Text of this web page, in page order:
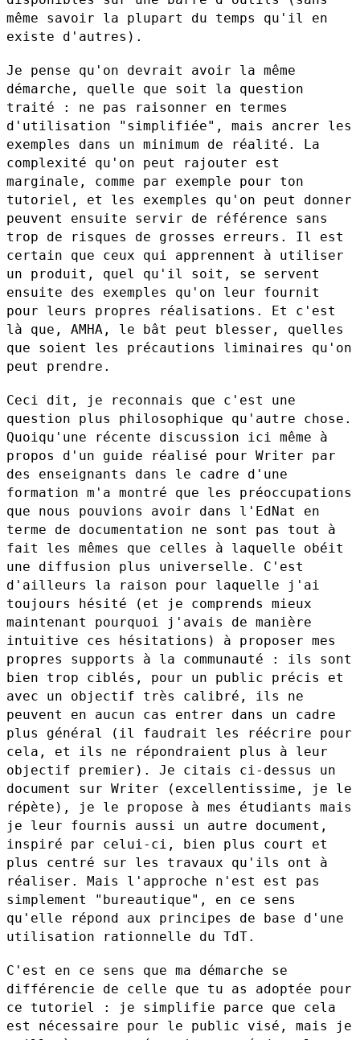
même savoir la plupart du temps qu'il en
existe d'autres).
Je pense qu'on devrait avoir la même
démarche, quelle que soit la question
traité : ne pas raisonner en termes
d'utilisation "simplifiée", mais ancrer les
exemples dans un minimum de réalité. La
complexité qu'on peut rajouter est
marginale, comme par exemple pour ton
tutoriel, et les exemples qu'on peut donner
peuvent ensuite servir de référence sans
trop de risques de grosses erreurs. Il est
certain que ceux qui apprennent à utiliser
un produit, quel qu'il soit, se servent
ensuite des exemples qu'on leur fournit
pour leurs propres réalisations. Et c'est
là que, AMHA, le bât peut blesser, quelles
que soient les précautions liminaires qu'on
peut prendre.
Ceci dit, je reconnais que c'est une
question plus philosophique qu'autre chose.
Quoiqu'une récente discussion ici même à
propos d'un guide réalisé pour Writer par
des enseignants dans le cadre d'une
formation m'a montré que les préoccupations
que nous pouvions avoir dans l'EdNat en
terme de documentation ne sont pas tout à
fait les mêmes que celles à laquelle obéit
une diffusion plus universelle. C'est
d'ailleurs la raison pour laquelle j'ai
toujours hésité (et je comprends mieux
maintenant pourquoi j'avais de manière
intuitive ces hésitations) à proposer mes
propres supports à la communauté : ils sont
bien trop ciblés, pour un public précis et
avec un objectif très calibré, ils ne
peuvent en aucun cas entrer dans un cadre
plus général (il faudrait les
réécrire pour
cela, et ils ne répondraient plus à leur
objectif premier). Je citais ci-dessus un
document sur Writer (excellentissime,
je le
répète), je le propose à mes étudiants mais
je leur fournis aussi un autre document,
inspiré par celui-ci, bien plus court et
plus centré sur les travaux qu'ils ont à
réaliser. Mais l'approche n'est est pas
simplement "bureautique", en ce sens
qu'elle répond aux principes de base d'une
utilisation rationnelle du TdT.
C'est en ce sens que ma démarche se
différencie de celle que tu as adoptée pour
ce tutoriel : je simplifie parce que cela
est nécessaire pour le public visé, mais je